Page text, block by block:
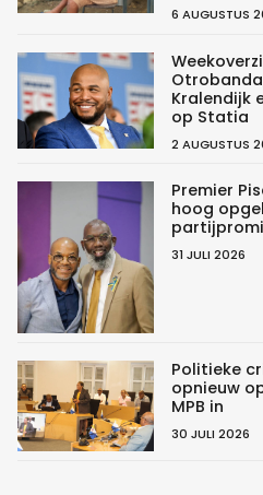
6 AUGUSTUS
Kralendijk
op Statia
2 AUGUSTUS
Premier
hoog
31 JULI 2026
Politieke
opnieuw
MPB in
30 JULI 2026